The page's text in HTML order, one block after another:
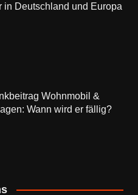
in Deutschland und Europa
Wohnmobil &
Wann wird er fällig?